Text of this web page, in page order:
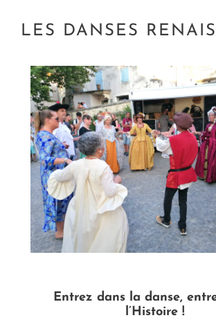
LES DANSES
Entrez dans la danse,
l’Histoire !